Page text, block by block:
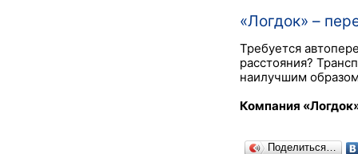
«Логдок» –
Требуется
расстояния?
наилучшим
Компания
Поделиться…